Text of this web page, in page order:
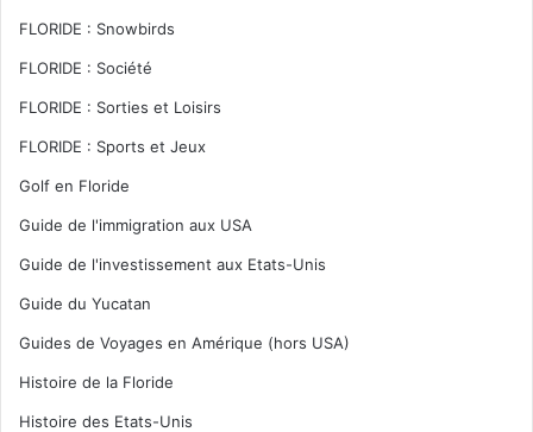
FLORIDE : Snowbirds
FLORIDE : Société
FLORIDE : Sorties et Loisirs
FLORIDE : Sports et Jeux
Golf en Floride
Guide de l'immigration aux USA
Guide de l'investissement aux Etats-Unis
Guide du Yucatan
Guides de Voyages en Amérique (hors USA)
Histoire de la Floride
Histoire des Etats-Unis